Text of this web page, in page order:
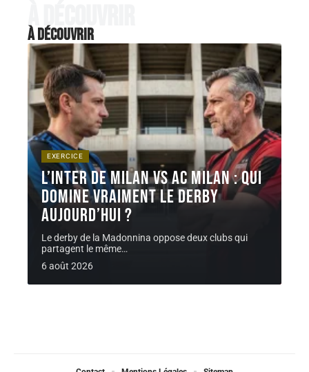
À découvrir
À découvrir
EXERCICE
L’inter de milan vs ac milan : qui
domine vraiment le derby
aujourd’hui ?
Le derby de la Madonnina oppose deux clubs qui
partagent le même…
6 août 2026